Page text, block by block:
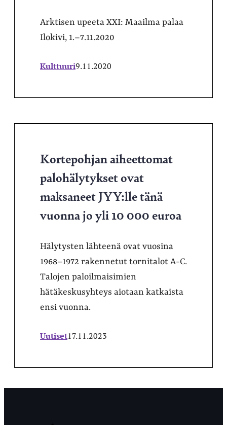
Arktisen upeeta XXI: Maailma palaa
Ilokivi, 1.–7.11.2020
Kulttuuri9.11.2020
Kortepohjan aiheettomat
palohälytykset ovat
maksaneet JYY:lle tänä
vuonna jo yli 10 000 euroa
Hälytysten lähteenä ovat vuosina
1968–1972 rakennetut tornitalot A-C.
Talojen paloilmaisimien
hätäkeskusyhteys aiotaan katkaista
ensi vuonna.
Uutiset17.11.2023